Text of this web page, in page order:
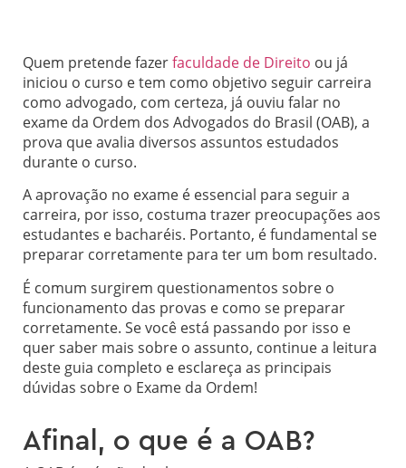
Quem pretende fazerfaculdade de Direito ou já
iniciou o curso e tem como objetivo seguir carreira
como advogado, com certeza, já ouviu falar no
exame da Ordem dos Advogados do Brasil (OAB), a
prova que avalia diversos assuntos estudados
durante o curso.
A aprovação no exame é essencial para seguir a
carreira, por isso, costuma trazer preocupações aos
estudantes e bacharéis. Portanto, é fundamental se
preparar corretamente para ter um bom resultado.
É comum surgirem questionamentos sobre o
funcionamento das provas e como se preparar
corretamente. Se você está passando por isso e
quer saber mais sobre o assunto, continue a leitura
deste guia completo e esclareça as principais
dúvidas sobre o Exame da Ordem!
Afinal, o que é a OAB?